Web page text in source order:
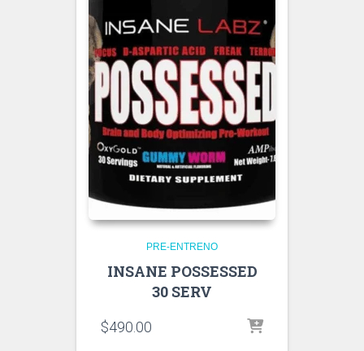
PRE-ENTRENO
INSANE POSSESSED
30 SERV
$490.00